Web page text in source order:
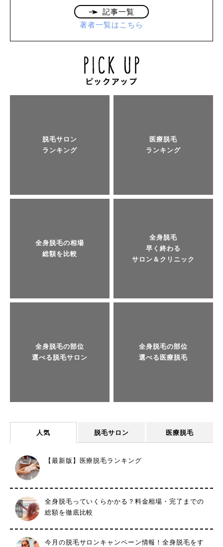
記事一覧
著者一覧はこちら
脱毛サロン
ランキング
医療脱毛
ランキング
全身脱毛の相場
総額を比較
全身脱毛
早く終わる
サロン＆クリニック
全身脱毛の部位
選べる脱毛サロン
全身脱毛の部位
選べる医療脱毛
人気 脱毛サロン 医療脱毛
【最新版】医療脱毛ランキング
全身脱毛っていくらかかる？料金相場・完了までの
総額を徹底比較
今月の脱毛サロンキャンペーン情報！全身脱毛をす